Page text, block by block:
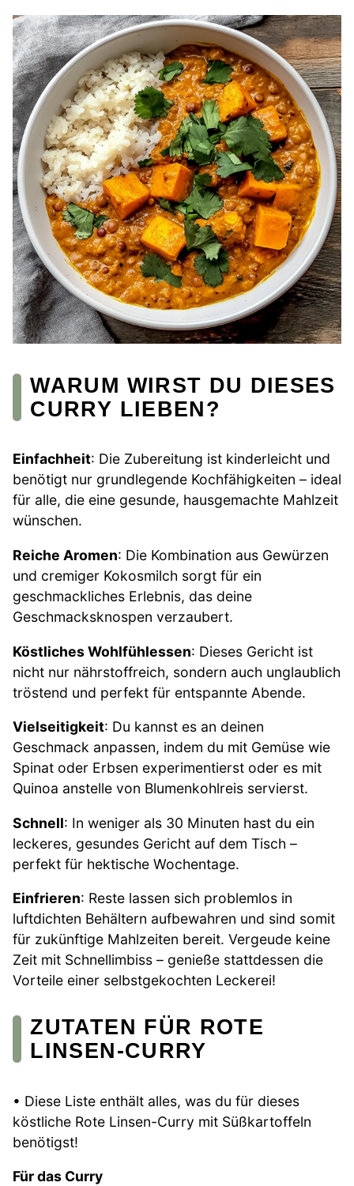
WARUM WIRST DU DIESES
CURRY LIEBEN?
Einfachheit: Die Zubereitung ist kinderleicht und
benötigt nur grundlegende Kochfähigkeiten – ideal
für alle, die eine gesunde, hausgemachte Mahlzeit
wünschen.
Reiche Aromen: Die Kombination aus Gewürzen
und cremiger Kokosmilch sorgt für ein
geschmackliches Erlebnis, das deine
Geschmacksknospen verzaubert.
Köstliches Wohlfühlessen: Dieses Gericht ist
nicht nur nährstoffreich, sondern auch unglaublich
tröstend und perfekt für entspannte Abende.
Vielseitigkeit: Du kannst es an deinen
Geschmack anpassen, indem du mit Gemüse wie
Spinat oder Erbsen experimentierst oder es mit
Quinoa anstelle von Blumenkohlreis servierst.
Schnell: In weniger als 30 Minuten hast du ein
leckeres, gesundes Gericht auf dem Tisch –
perfekt für hektische Wochentage.
Einfrieren: Reste lassen sich problemlos in
luftdichten Behältern aufbewahren und sind somit
für zukünftige Mahlzeiten bereit. Vergeude keine
Zeit mit Schnellimbiss – genieße stattdessen die
Vorteile einer selbstgekochten Leckerei!
ZUTATEN FÜR ROTE
LINSEN-CURRY
• Diese Liste enthält alles, was du für dieses
köstliche Rote Linsen-Curry mit Süßkartoffeln
benötigst!
Für das Curry